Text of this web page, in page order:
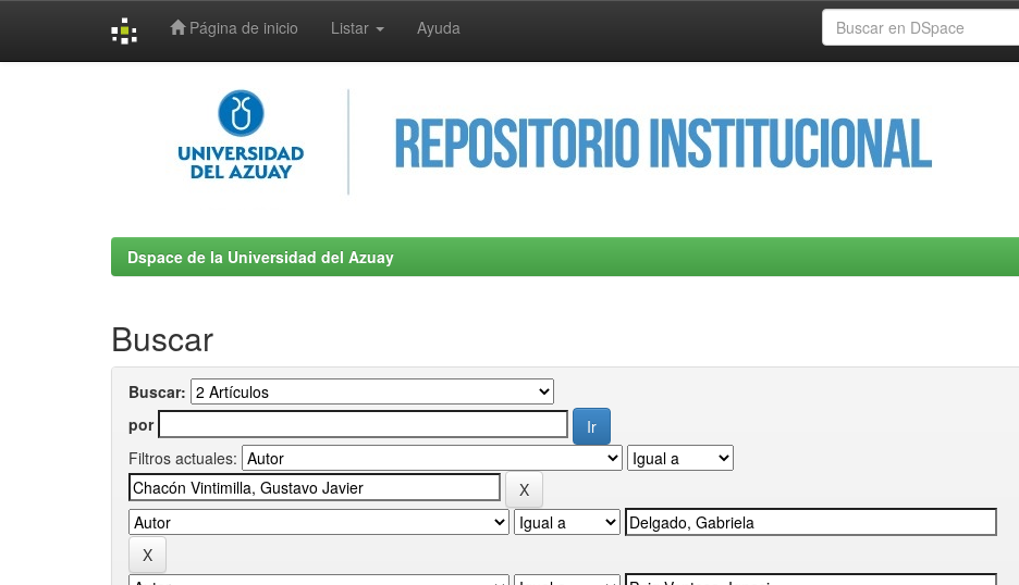
Página de inicio Listar Ayuda
Dspace de la Universidad del Azuay
Buscar
Buscar:
por
Filtros actuales: